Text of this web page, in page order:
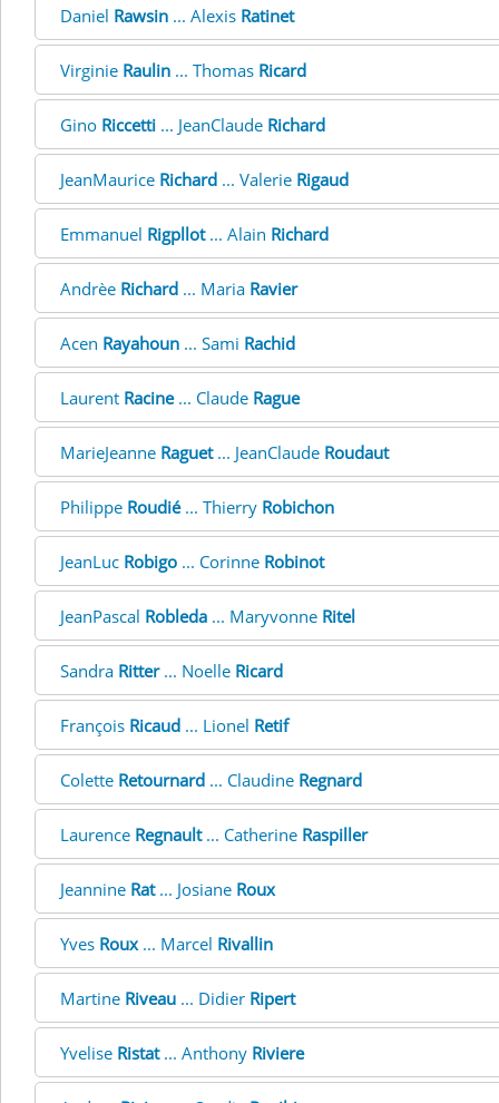
Daniel Rawsin ... Alexis Ratinet
Virginie Raulin ... Thomas Ricard
Gino Riccetti ... JeanClaude Richard
JeanMaurice Richard ... Valerie Rigaud
Emmanuel Rigpllot... Alain Richard
Andrèe Richard ... Maria Ravier
Acen Rayahoun ... Sami Rachid
Laurent Racine... Claude Rague
MarieJeanne Raguet... JeanClaude Roudaut
Philippe Roudié... Thierry Robichon
JeanLuc Robigo ... Corinne Robinot
JeanPascal Robleda ... Maryvonne Ritel
Sandra Ritter... Noelle Ricard
François Ricaud ... Lionel Retif
Colette Retournard ... Claudine Regnard
Laurence Regnault... Catherine Raspiller
Jeannine Rat... Josiane Roux
Yves Roux... Marcel Rivallin
Martine Riveau ... Didier Ripert
Yvelise Ristat... Anthony Riviere